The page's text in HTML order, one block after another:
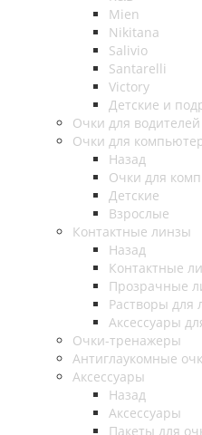
Mien
Nikitana
Salivio
Santarelli
Victory
Детские и
Очки для водителей
Очки для
Назад
Очки для
Детские
Взрослые
Контактные линзы
Назад
Контактные
Прозрачные
Растворы для
Аксессуары
Очки-тренажеры
Антиглаукомные
Аксессуары
Назад
Аксессуары
Пакеты для